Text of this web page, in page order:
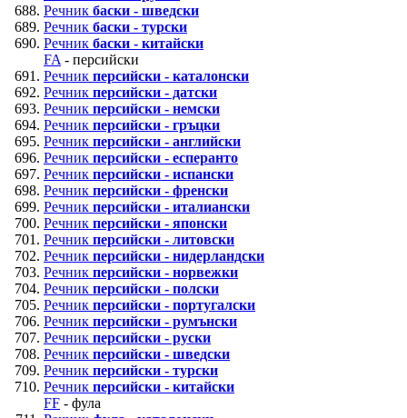
Речник баски - шведски
Речник баски - турски
Речник баски - китайски
FA - персийски
Речник персийски - каталонски
Речник персийски - датски
Речник персийски - немски
Речник персийски - гръцки
Речник персийски - английски
Речник персийски - есперанто
Речник персийски - испански
Речник персийски - френски
Речник персийски - италиански
Речник персийски - японски
Речник персийски - литовски
Речник персийски - нидерландски
Речник персийски - норвежки
Речник персийски - полски
Речник персийски - португалски
Речник персийски - румънски
Речник персийски - руски
Речник персийски - шведски
Речник персийски - турски
Речник персийски - китайски
FF - фула